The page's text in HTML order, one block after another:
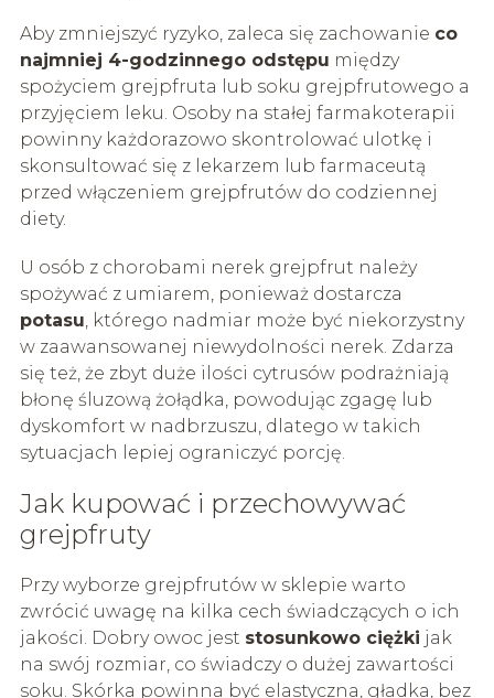
Aby zmniejszyć ryzyko, zaleca się zachowanie co
najmniej 4-godzinnego odstępu między
spożyciem grejpfruta lub soku grejpfrutowego a
przyjęciem leku. Osoby na stałej farmakoterapii
powinny każdorazowo skontrolować ulotkę i
skonsultować się z lekarzem lub farmaceutą
przed włączeniem grejpfrutów do codziennej
diety.
U osób z chorobami nerek grejpfrut należy
spożywać z umiarem, ponieważ dostarcza
potasu, którego nadmiar może być niekorzystny
w zaawansowanej niewydolności nerek. Zdarza
się też, że zbyt duże ilości cytrusów podrażniają
błonę śluzową żołądka, powodując zgagę lub
dyskomfort w nadbrzuszu, dlatego w takich
sytuacjach lepiej ograniczyć porcję.
Jak kupować i przechowywać
grejpfruty
Przy wyborze grejpfrutów w sklepie warto
zwrócić uwagę na kilka cech świadczących o ich
jakości. Dobry owoc jest stosunkowo ciężki jak
na swój rozmiar, co świadczy o dużej zawartości
soku. Skórka powinna być elastyczna, gładka, bez